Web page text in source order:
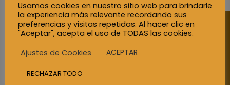
Usamos cookies en nuestro sitio web para brindarle
la experiencia más relevante recordando sus
preferencias y visitas repetidas. Al hacer clic en
"Aceptar", acepta el uso de TODAS las cookies.
Ajustes de Cookies
ACEPTAR
RECHAZAR TODO